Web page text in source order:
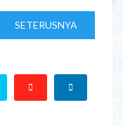
SETERUSNYA